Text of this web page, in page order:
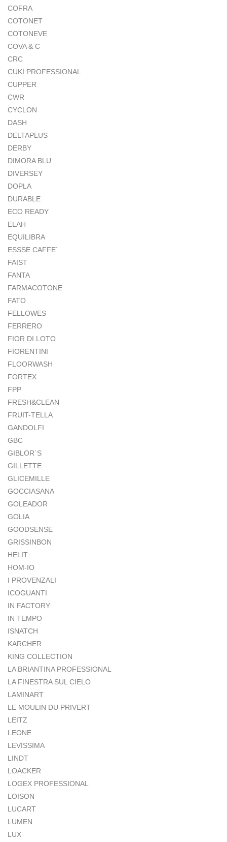
COFRA
COTONET
COTONEVE
COVA & C
CRC
CUKI PROFESSIONAL
CUPPER
CWR
CYCLON
DASH
DELTAPLUS
DERBY
DIMORA BLU
DIVERSEY
DOPLA
DURABLE
ECO READY
ELAH
EQUILIBRA
ESSSE CAFFE`
FAIST
FANTA
FARMACOTONE
FATO
FELLOWES
FERRERO
FIOR DI LOTO
FIORENTINI
FLOORWASH
FORTEX
FPP
FRESH&CLEAN
FRUIT-TELLA
GANDOLFI
GBC
GIBLOR`S
GILLETTE
GLICEMILLE
GOCCIASANA
GOLEADOR
GOLIA
GOODSENSE
GRISSINBON
HELIT
HOM-IO
I PROVENZALI
ICOGUANTI
IN FACTORY
IN TEMPO
ISNATCH
KARCHER
KING COLLECTION
LA BRIANTINA PROFESSIONAL
LA FINESTRA SUL CIELO
LAMINART
LE MOULIN DU PRIVERT
LEITZ
LEONE
LEVISSIMA
LINDT
LOACKER
LOGEX PROFESSIONAL
LOISON
LUCART
LUMEN
LUX